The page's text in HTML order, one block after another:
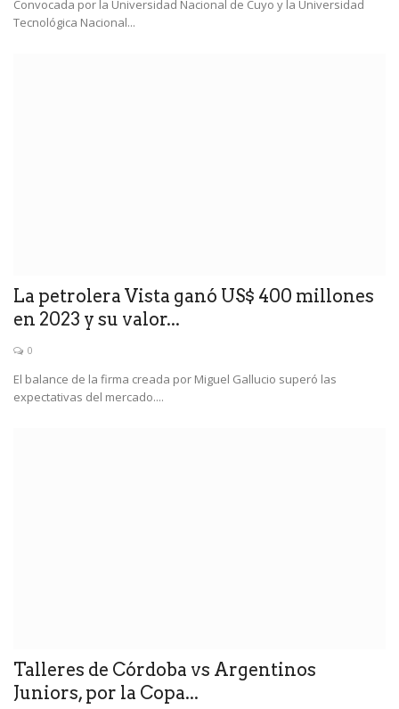
Convocada por la Universidad Nacional de Cuyo y la Universidad
Tecnológica Nacional...
La petrolera Vista ganó US$ 400 millones
en 2023 y su valor...
0
El balance de la firma creada por Miguel Gallucio superó las
expectativas del mercado....
Talleres de Córdoba vs Argentinos
Juniors, por la Copa...